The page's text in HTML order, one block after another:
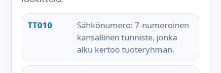
TT010
Sähkönumero: 7-numeroinen
kansallinen tunniste, jonka
alku kertoo tuoteryhmän.